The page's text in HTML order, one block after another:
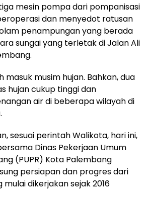
mesin pompa dari pompanisasi
dan menyedot ratusan
penampungan yang berada
sungai yang terletak di Jalan Ali
masuk musim hujan. Bahkan, dua
hujan cukup tinggi dan
air di beberapa wilayah di
sesuai perintah Walikota, hari ini,
Dinas Pekerjaan Umum
(PUPR) Kota Palembang
persiapan dan progres dari
dikerjakan sejak 2016